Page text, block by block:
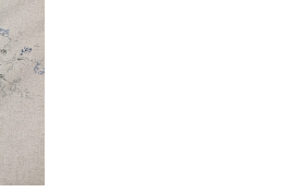
узкие